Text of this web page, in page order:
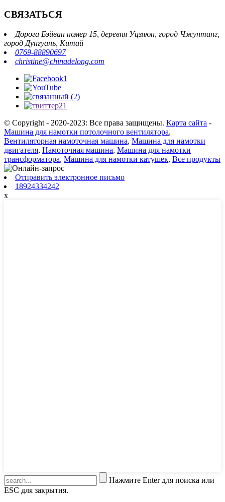
СВЯЗАТЬСЯ
Дорога Бэйван номер 15, деревня Уцзяюн, город Чжунтанг,
город Дунгуань, Китай
0769-88890697
christine@chinadelong.com
© Copyright - 2020-2023: Все права защищены. Карта сайта -
Машина для намотки потолочного вентилятора,
Вентиляторная намоточная машина, Машина для намотки
двигателя, Намоточная машина, Машина для намотки
трансформатора, Машина для намотки катушек, Все продукты
Отправить электронное письмо
18924334242
x
Нажмите Enter для поиска или
ESC для закрытия.